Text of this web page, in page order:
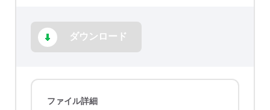
ダウンロード
ファイル詳細